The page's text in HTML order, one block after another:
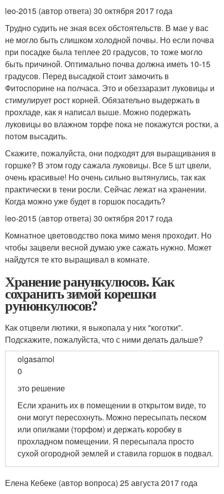
leo-2015 (автор ответа) 30 октября 2017 года
Трудно судить не зная всех обстоятельств. В мае у вас
не могло быть слишком холодной почвы. Но если почва
при посадке была теплее 20 градусов, то тоже могло
быть причиной. Оптимально почва должна иметь 10-15
градусов. Перед высадкой стоит замочить в
Фитоспорине на полчаса. Это и обеззаразит луковицы и
стимулирует рост корней. Обязательно выдержать в
прохладе, как я написал выше. Можно подержать
луковицы во влажном торфе пока не покажутся ростки, а
потом высадить.
Скажите, пожалуйста, они подходят для выращивания в
горшке? В этом году сажала луковицы. Все 5 шт цвели,
очень красивые! Но очень сильно вытянулись, так как
практически в тени росли. Сейчас лежат на хранении.
Когда можно уже будет в горшок посадить?
leo-2015 (автор ответа) 30 октября 2017 года
Комнатное цветоводство пока мимо меня проходит. Но
чтобы зацвели весной думаю уже сажать нужно. Может
найдутся те кто выращивал в комнате.
Хранение ранункулюсов. Как
сохранить зимой корешки
рунюнкулюсов?
Как отцвели лютики, я выкопала у них "коготки".
Подскажите, пожалуйста, что с ними делать дальше?
olgasamol
0
это решение
Если хранить их в помещении в открытом виде, то
они могут пересохнуть. Можно пересыпать песком
или опилками (торфом) и держать коробку в
прохладном помещении. Я пересыпала просто
сухой огородной землей и ставила горшок в подвал.
Елена Кебеке (автор вопроса) 25 августа 2017 года